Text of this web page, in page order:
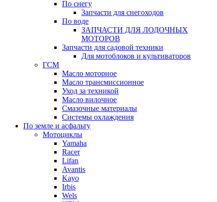
По снегу
Запчасти для снегоходов
По воде
ЗАПЧАСТИ ДЛЯ ЛОДОЧНЫХ
МОТОРОВ
Запчасти для садовой техники
Для мотоблоков и культиваторов
ГСМ
Масло моторное
Масло трансмиссионное
Уход за техникой
Масло вилочное
Смазочные материалы
Системы охлаждения
По земле и асфальту
Мотоциклы
Yamaha
Racer
Lifan
Avantis
Kayo
Irbis
Wels